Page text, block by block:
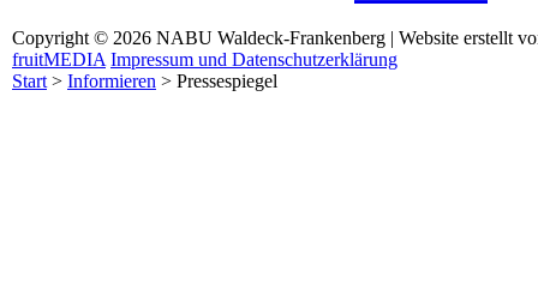
Copyright © 2026 NABU Waldeck-Frankenberg | Website erstellt
fruitMEDIA Impressum und Datenschutzerklärung
Start> Informieren > Pressespiegel